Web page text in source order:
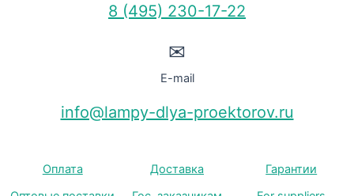
8 (495) 230-17-22
✉
E-mail
info@lampy-dlya-proektorov.ru
Оплата Доставка
Гарантии